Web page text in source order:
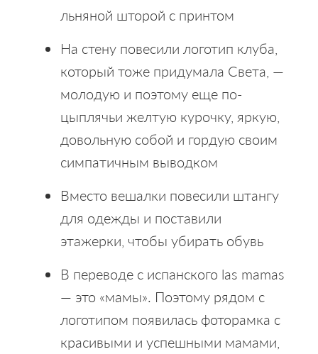
льняной шторой с принтом
На стену повесили логотип клуба,
который тоже придумала Света, —
молодую и поэтому еще по-
цыплячьи желтую курочку, яркую,
довольную собой и гордую своим
симпатичным выводком
Вместо вешалки повесили штангу
для одежды и поставили
этажерки, чтобы убирать обувь
В переводе с испанского las mamas
— это «мамы». Поэтому рядом с
логотипом появилась фоторамка с
красивыми и успешными мамами,